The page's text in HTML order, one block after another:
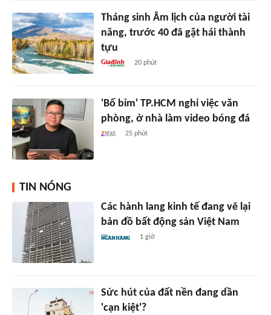
Tháng sinh Âm lịch của người tài
năng, trước 40 đã gặt hái thành
tựu
20 phút
'Bố bỉm' TP.HCM nghỉ việc văn
phòng, ở nhà làm video bóng đá
25 phút
TIN NÓNG
Các hành lang kinh tế đang vẽ lại
bản đồ bất động sản Việt Nam
1 giờ
Sức hút của đất nền đang dần
'cạn kiệt'?